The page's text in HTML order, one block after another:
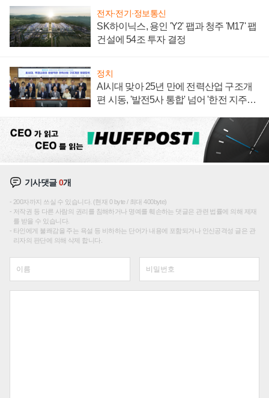
전자·전기·정보통신
SK하이닉스, 용인 'Y2' 팹과 청주 'M17' 팹
건설에 54조 투자 결정
정치
AI시대 맞아 25년 만에 전력산업 구조개
편 시동, '발전5사 통합' 넘어 '한전 지주사'
기사댓글0개
200자까지 쓰실 수 있습니다. (현재 0 byte / 최대 400byte)
저작권 등 다른 사람의 권리를 침해하거나 명예를 훼손하는 댓글은 관련 법률에 의해 제재
를 받을 수 있습니다.
타인에게 불쾌감을 주는 욕설 등 비하하는 단어가 내용에 포함되거나 인신공격성 글은 관
리자의 판단에 의해 삭제 합니다.